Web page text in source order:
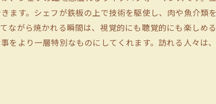
食材への愛情が伝わる美しい盛り付け
食材の相性を引き出す組み合わせの妙
料理に対するシェフのこだわり
ます。シェフが鉄板の上で技術を駆使し、肉や魚介類
ながら焼かれる瞬間は、視覚的にも聴覚的にも楽しめ
をより一層特別なものにしてくれます。訪れる人々は